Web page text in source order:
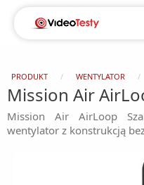
PRODUKT WENTYLATOR
Mission Air
Mission Air AirLoop
wentylator z konstrukcją